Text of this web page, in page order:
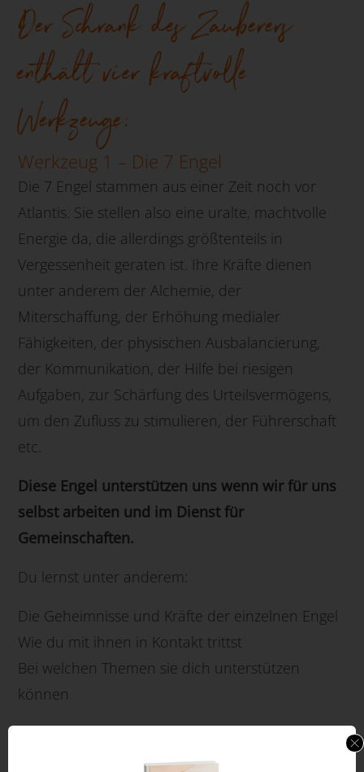
Der Schrank des Zauberers
enthält vier kraftvolle
Werkzeuge:
Werkzeug 1 – Die 7 Engel
Die 7 Engel stammen aus einer Zeit noch vor
Atlantis. Sie stellen also eine uralte, machtvolle
Energie da, die allerdings größtenteils in
Vergessenheit geraten ist. Ihre Kräfte dienen
unter anderem der Alchemie, der
Miterschaffung, der Erhöhung medialer
Fähigkeiten, der physischen Ausbalancierung,
der Kommunikation, der Hilfe bei riesigen
Aufgaben, zur Schärfung des Urteilsvermögens,
um den Zufluss zu stimulieren, der Führerschaft
etc.
Diese Engel unterstützen uns wenn wir für uns
selbst arbeiten und im Dienst für
Gemeinschaften.
Du lernst unter anderem:
Die Geheimnisse und Kräfte der einzelnen Engel
Wie du mit ihnen in Kontakt trittst
Bei welchen Themen sie dich unterstützen
können